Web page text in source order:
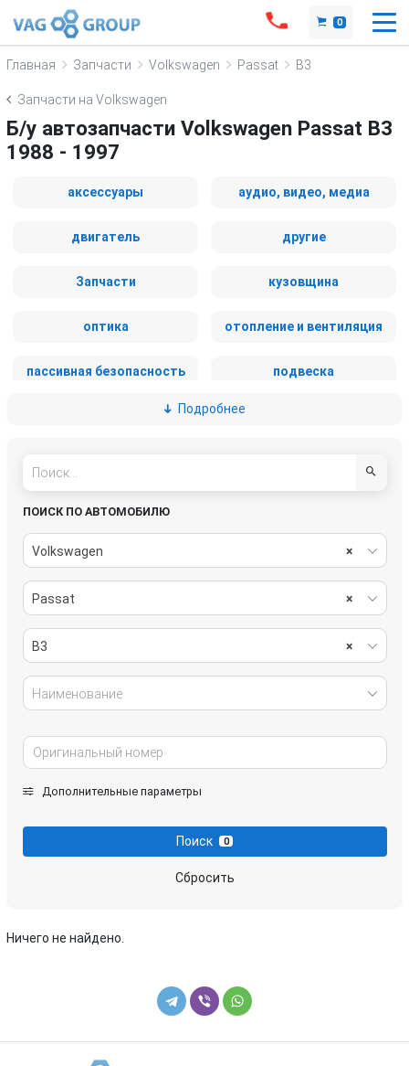
0
Главная Запчасти Volkswagen Passat B3
Запчасти на Volkswagen
Б/у автозапчасти Volkswagen Passat B3
1988 - 1997
аксессуары аудио, видео, медиа
двигатель другие
Запчасти кузовщина
оптика отопление и вентиляция
пассивная безопасность подвеска
рулевое управление
стекла
топливная система тормозная система
трансмиссия
Подробнее
ПОИСК ПО АВТОМОБИЛЮ
×
Volkswagen
×
Passat
×
B3
Наименование
Дополнительные параметры
Поиск 0
Сбросить
Ничего не найдено.